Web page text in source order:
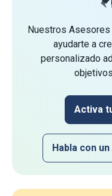
Nuestros
ayudarte a
personalizado
Activa
Habla con